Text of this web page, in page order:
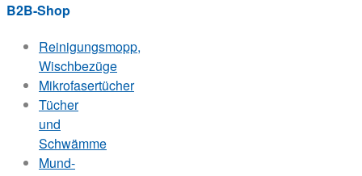
B2B-Shop
Reinigungsmopp,
Wischbezüge
Mikrofasertücher
Tücher
und
Schwämme
Mund-